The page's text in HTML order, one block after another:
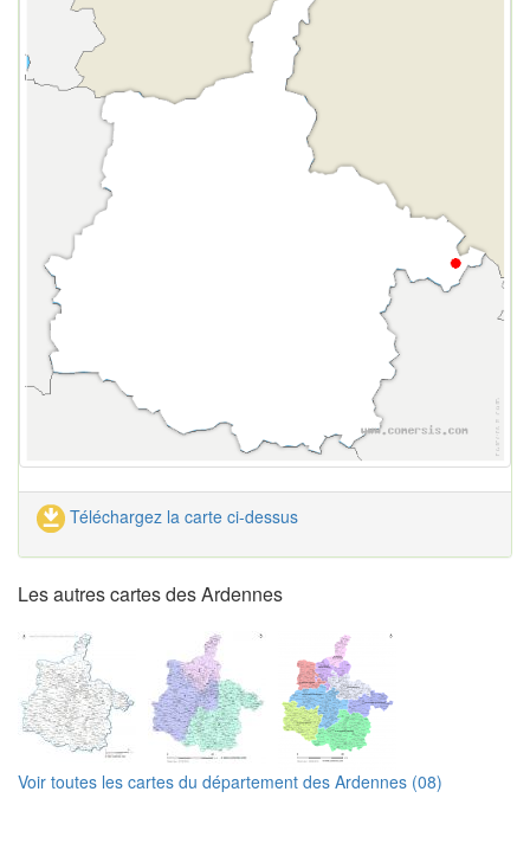
Téléchargez la carte ci-dessus
Les autres cartes des Ardennes
Voir toutes les cartes du département des Ardennes (08)